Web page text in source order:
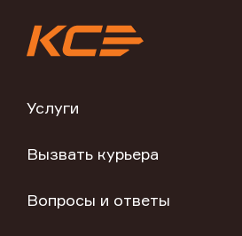
Услуги
Вызвать курьера
Вопросы и ответы